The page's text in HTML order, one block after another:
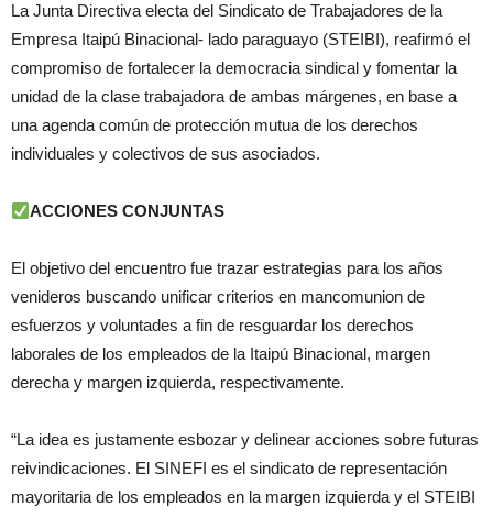
La Junta Directiva electa del Sindicato de Trabajadores de la
Empresa Itaipú Binacional- lado paraguayo (STEIBI), reafirmó el
compromiso de fortalecer la democracia sindical y fomentar la
unidad de la clase trabajadora de ambas márgenes, en base a
una agenda común de protección mutua de los derechos
individuales y colectivos de sus asociados.
ACCIONES CONJUNTAS
El objetivo del encuentro fue trazar estrategias para los años
venideros buscando unificar criterios en mancomunion de
esfuerzos y voluntades a fin de resguardar los derechos
laborales de los empleados de la Itaipú Binacional, margen
derecha y margen izquierda, respectivamente.
“La idea es justamente esbozar y delinear acciones sobre futuras
reivindicaciones. El SINEFI es el sindicato de representación
mayoritaria de los empleados en la margen izquierda y el STEIBI